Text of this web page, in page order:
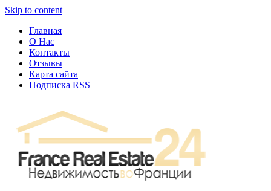
Skip to content
Главная
О Нас
Контакты
Отзывы
Карта сайта
Подписка RSS